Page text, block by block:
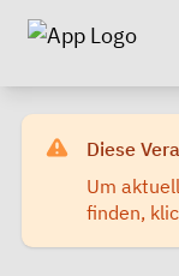
Diese
Um
finden,